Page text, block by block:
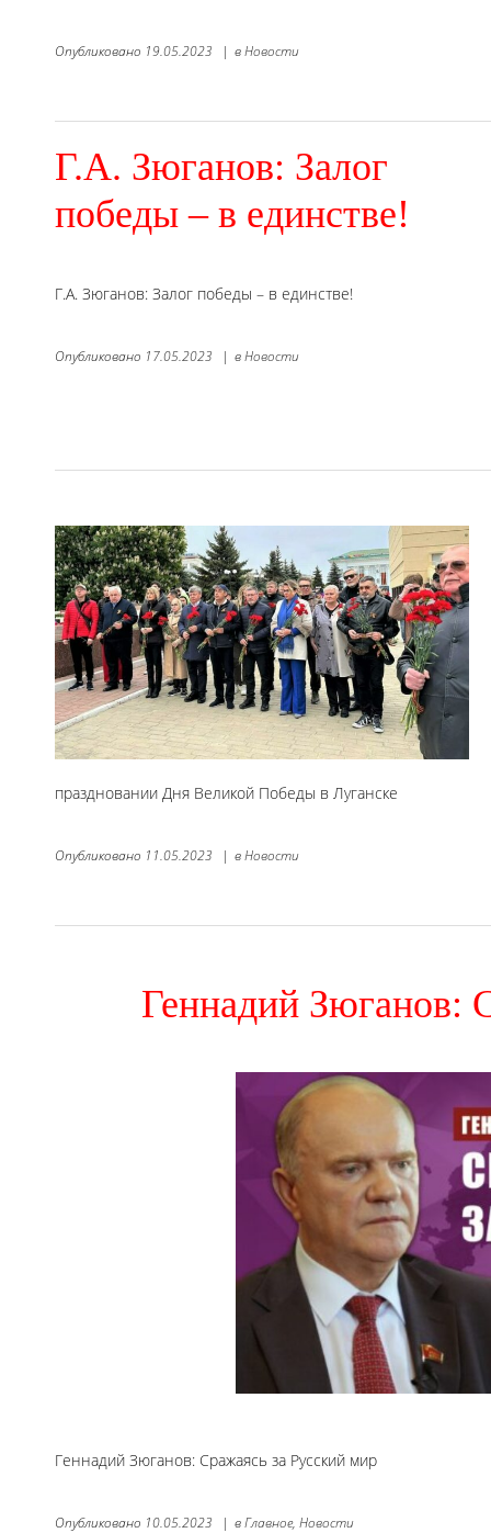
Опубликовано 19.05.2023 | вНовости
Г.А. Зюганов: Залог
победы – в единстве!
Г.А. Зюганов: Залог победы – в единстве!
Опубликовано 17.05.2023 | вНовости
праздновании Дня Великой Победы в Луганске
Опубликовано 11.05.2023 | вНовости
Геннадий Зюганов:
Геннадий Зюганов: Сражаясь за Русский мир
Опубликовано 10.05.2023 | вГлавное, Новости